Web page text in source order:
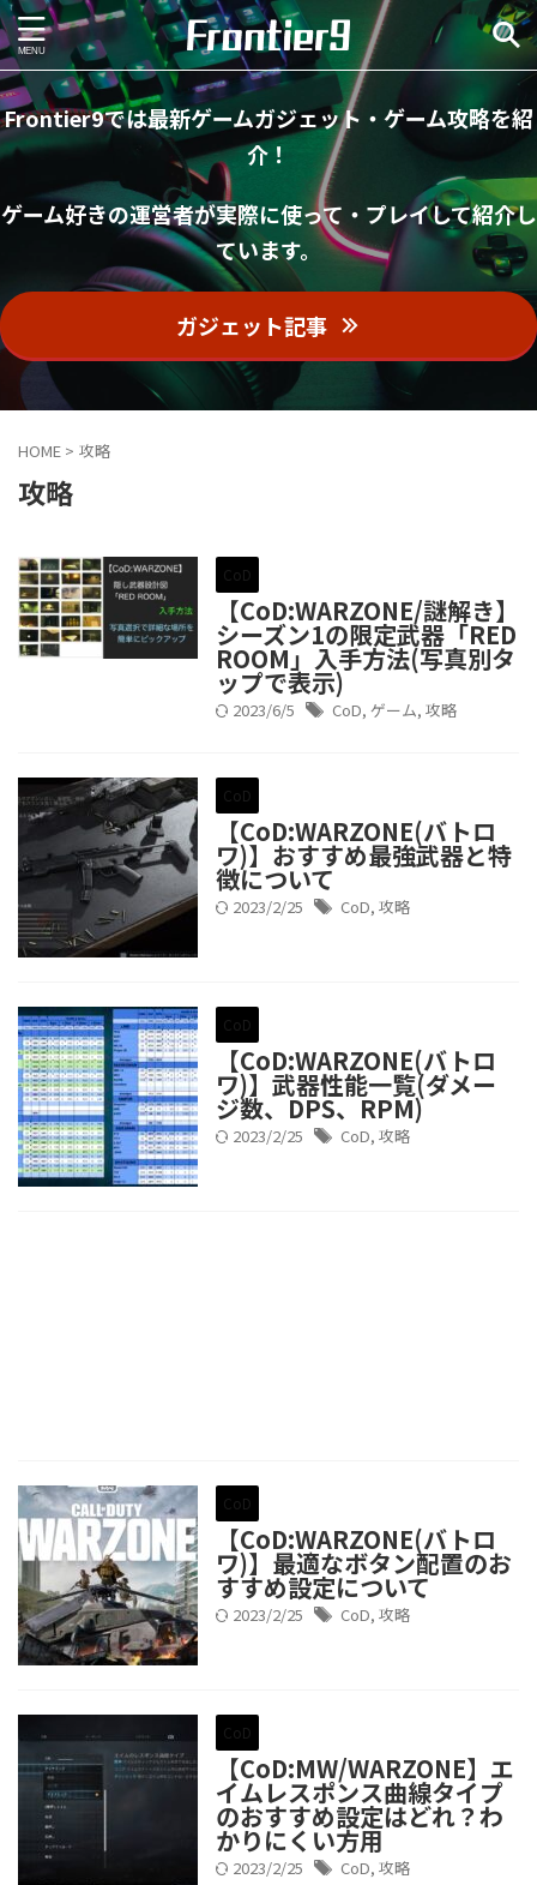
Frontier9では最新ゲームガジェット・ゲーム攻略を紹
介！
ゲーム好きの運営者が実際に使って・プレイして紹介し
ています。
ガジェット記事
HOME > 攻略
攻略
CoD
【CoD:WARZONE/謎解き】
シーズン1の限定武器「RED
ROOM」入手方法(写真別タ
ップで表示)
2023/6/5 CoD, ゲーム, 攻略
CoD
【CoD:WARZONE(バトロ
ワ)】おすすめ最強武器と特
徴について
2023/2/25 CoD, 攻略
CoD
【CoD:WARZONE(バトロ
ワ)】武器性能一覧(ダメー
ジ数、DPS、RPM)
2023/2/25 CoD, 攻略
CoD
【CoD:WARZONE(バトロ
ワ)】最適なボタン配置のお
すすめ設定について
2023/2/25 CoD, 攻略
CoD
【CoD:MW/WARZONE】エ
イムレスポンス曲線タイプ
のおすすめ設定はどれ？わ
かりにくい方用
2023/2/25 CoD, 攻略